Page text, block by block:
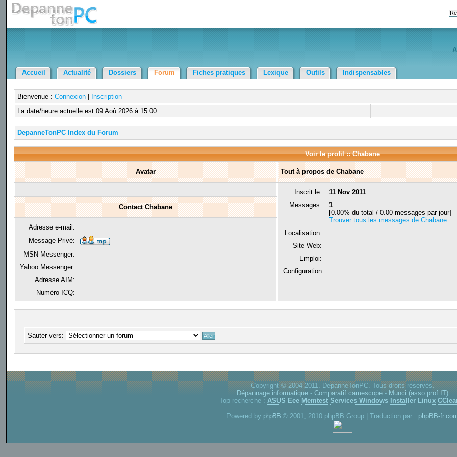
Accueil Actualité Dossiers Forum Fiches pratiques Lexique Outils Indispensables
Bienvenue : Connexion|
Inscription
La date/heure actuelle est 09 Aoû 2026 à 15:00
DepanneTonPC Index du Forum
Voir le profil :: Chabane
Avatar Tout à propos de Chabane
Inscrit le:
11 Nov 2011
Messages:
1
[0.00% du total / 0.00 messages par jour]
Trouver tous les messages de Chabane
Localisation:
Site Web:
Emploi:
Configuration:
Contact Chabane
Adresse e-mail:
Message Privé:
MSN Messenger:
Yahoo Messenger:
Adresse AIM:
Numéro ICQ:
Sauter vers:
Copyright © 2004-2011. DepanneTonPC. Tous droits réservés.
Dépannage informatique -Comparatif camescope - Munci (asso prof.IT)
Top recherche : ASUS Eee Memtest Services Windows Installer Linux
Powered by phpBB © 2001, 2010 phpBB Group | Traduction par : phpBB-